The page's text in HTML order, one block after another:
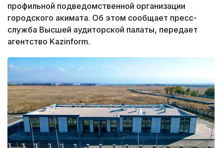
профильной подведомственной организации
городского акимата. Об этом сообщает пресс-
служба Высшей аудиторской палаты, передает
агентство Kazinform.